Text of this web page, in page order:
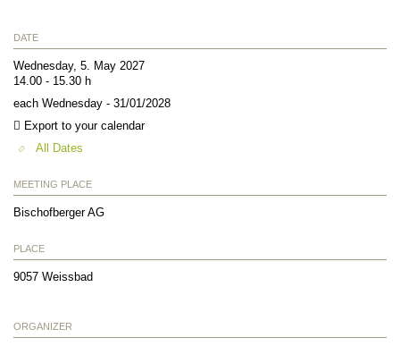
DATE
Wednesday, 5. May 2027
14.00 - 15.30 h
each Wednesday - 31/01/2028
Export to your calendar
All Dates
MEETING PLACE
Bischofberger AG
PLACE
9057 Weissbad
ORGANIZER